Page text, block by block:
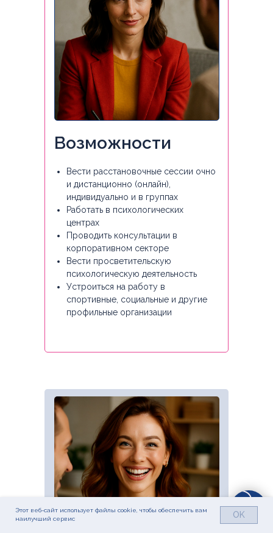
Возможности
Вести расстановочные сессии очно
и дистанционно (онлайн),
индивидуально и в группах
Работать в психологических
центрах
Проводить консультации в
корпоративном секторе
Вести просветительскую
психологическую деятельность
Устроиться на работу в
спортивные, социальные и другие
профильные организации
Этот веб-сайт использует файлы cookie, чтобы обеспечить вам
наилучший сервис
OK